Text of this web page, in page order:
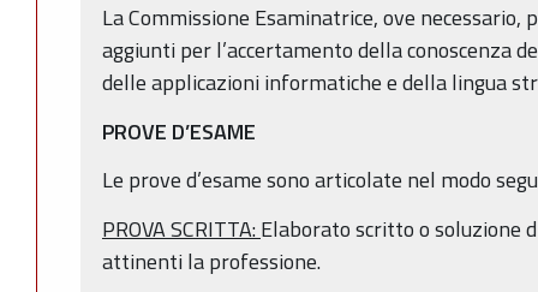
La Commissione Esaminatrice, ove
aggiunti per l’accertamento della conoscenza
delle applicazioni informatiche e della lingua
PROVE D’ESAME
Le prove d’esame sono articolate nel modo
PROVA SCRITTA:Elaborato scritto o soluzione
attinenti la professione.